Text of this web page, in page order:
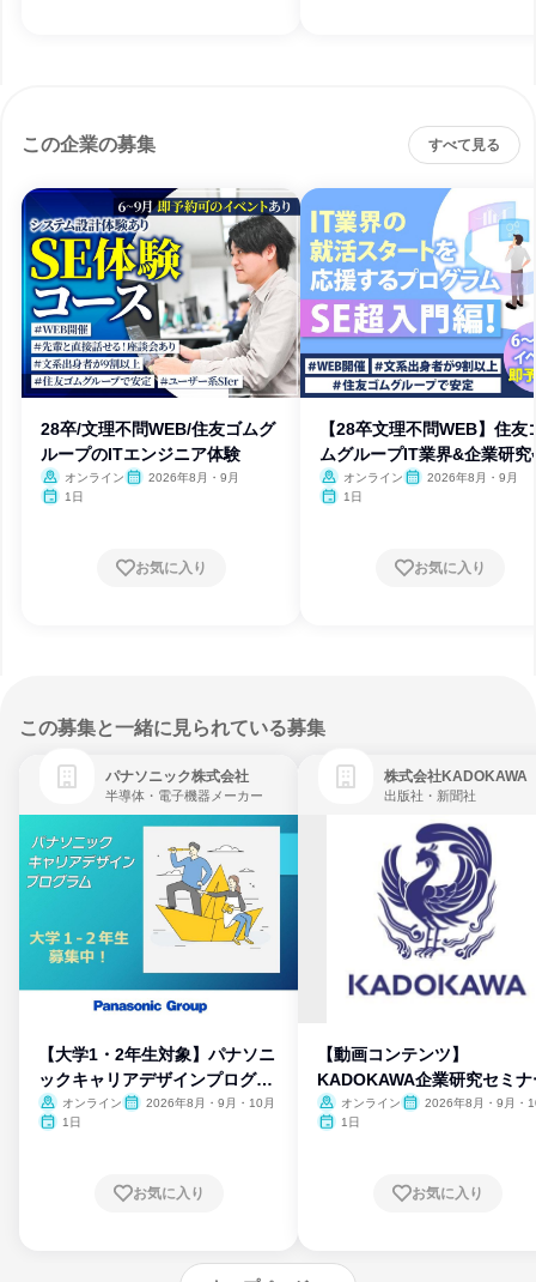
この企業の募集 すべて見る
28卒/文理不問WEB/住友ゴムグ
ループのITエンジニア体験
オンライン
2026年8月・9月
1日
お気に入り
【28卒文理不問WEB】住友
ムグループIT業界&企業研究
オンライン
2026年8月・9月
1日
お気に入り
この募集と一緒に見られている募集
パナソニック株式会社
半導体・電子機器メーカー
【大学1・2年生対象】パナソニ
ックキャリアデザインプログラ
ム
オンライン
2026年8月・9月・10月
1日
お気に入り
株式会社KADOKAWA
出版社・新聞社
【動画コンテンツ】
KADOKAWA企業研究セミナ
オンライン
2026年8月・9月・
1日
お気に入り